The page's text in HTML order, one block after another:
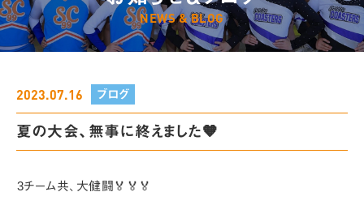
NEWS & BLOG
2023.07.16 ブログ
夏の大会、無事に終えました🧡
⁡3チーム共、大健闘🏅🏅🏅